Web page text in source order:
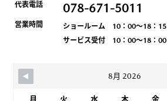
代表電話 078-671-5011
営業時間
ショールーム 10：00～18：15
サービス受付 10：00～18：00
8月 2026
月 火 水 木 金